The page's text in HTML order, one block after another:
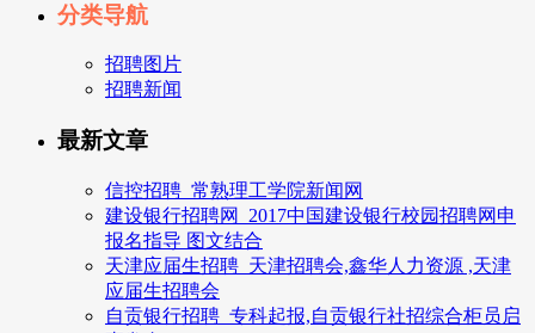
分类导航
招聘图片
招聘新闻
最新文章
信控招聘_常熟理工学院新闻网
建设银行招聘网_2017中国建设银行校园招聘网申
报名指导 图文结合
天津应届生招聘_天津招聘会,鑫华人力资源 ,天津
应届生招聘会
自贡银行招聘_专科起报,自贡银行社招综合柜员启